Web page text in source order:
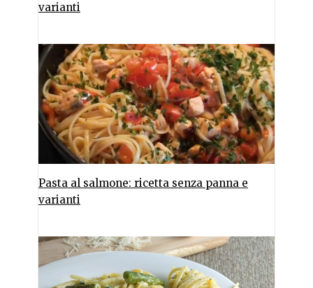
varianti
Pasta al salmone: ricetta senza panna e
varianti